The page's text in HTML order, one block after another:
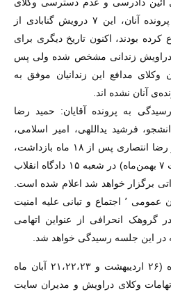
آئین دادرسی و عدم دسترسی وکلای
مدافع این زندانیان عقیدتی به پرونده آنان، این ۷ درویش گنابادی از
بودند، اکنون تاریخ دیگری برای
دراویش زندانی مشخص شده ولی پس
وکلای مدافع این زندانیان موفق به
آنان نشده اند.
به پرونده آقایان: حمید رضا
فرشید یداللهی، امیر اسلامی،
افشین کرم پور، امید بهروزی و رضا انتصاری پس از ۱۸ ماه بازداشت،
در ۹ روز کاری (۲۷ دی‌ماه لغایت ۷ بهمن‌ماه) در شعبه ۱۵ دادگاه انقلاب
برگزار خواهد شد اعلام شده است.
توهین به رهبری ٬ تشویش اذهان عمومی ٬ اجتماع و تبانی علیه امنیت
در گروهک انحرافی از عنواین اتهامی
این جلسه رسیدگی خواهد شد.
پیش از این نیز دو جلسه دادگاه (۲۶ اردیبهشت و ۲۱،۲۲،۲۳ آبان ماه
وکلای دراویش و مدیران سایت